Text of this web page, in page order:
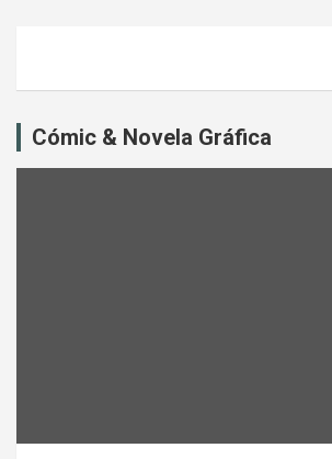
Cómic & Novela Gráfica